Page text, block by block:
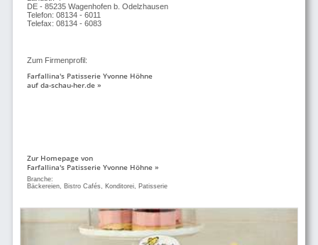
DE - 85235 Wagenhofen b. Odelzhausen
Telefon: 08134 - 6011
Telefax: 08134 - 6083
Zum Firmenprofil:
Farfallina's Patisserie Yvonne Höhne
auf da-schau-her.de »
Zur Homepage von
Farfallina's Patisserie Yvonne Höhne »
Branche:
Bäckereien, Bistro Cafés, Konditorei, Patisserie